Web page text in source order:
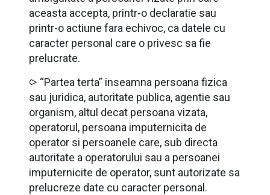
aceasta accepta, printr-o declaratie sau
printr-o actiune fara echivoc, ca datele cu
caracter personal care o privesc sa fie
prelucrate.
⪧ “Partea terta” inseamna persoana fizica
sau juridica, autoritate publica, agentie sau
organism, altul decat persoana vizata,
operatorul, persoana imputernicita de
operator si persoanele care, sub directa
autoritate a operatorului sau a persoanei
imputernicite de operator, sunt autorizate sa
prelucreze date cu caracter personal.